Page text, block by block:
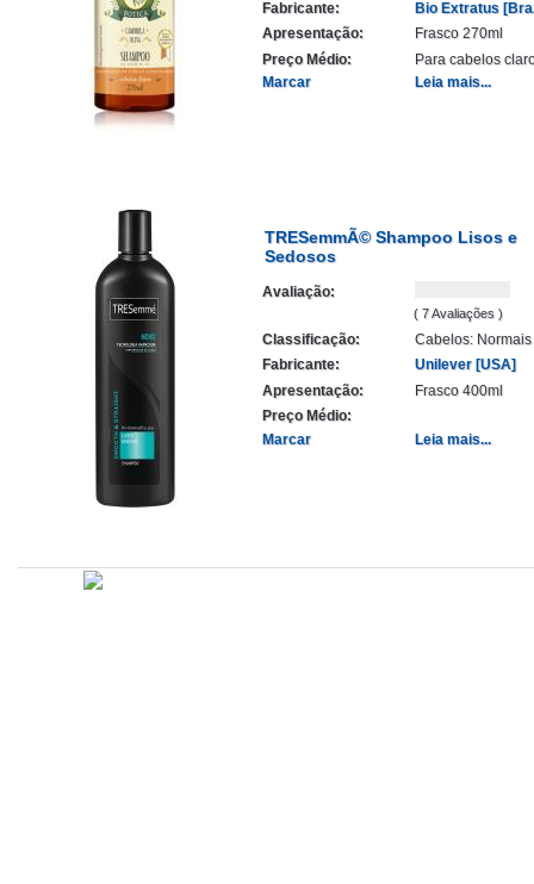
Fabricante:
Bio Extratus
Apresentação:
Frasco 270ml
Preço Médio:
Para cabelos
Marcar
Leia mais...
TRESemmÃ© Shampoo Lisos e
Sedosos
Avaliação:
( 7 Avaliações )
Classificação:
Cabelos: Normais
Fabricante:
Unilever [USA]
Apresentação:
Frasco 400ml
Preço Médio:
Marcar
Leia mais...